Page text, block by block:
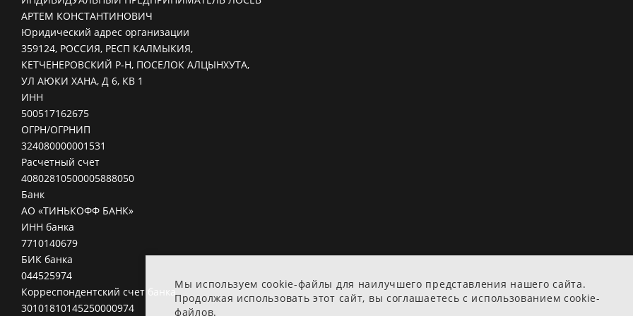
Мы используем cookie-файлы для наилучшего представления нашего сайта.
Продолжая использовать этот сайт, вы соглашаетесь с использованием cookie-
файлов.
АРТЕМ КОНСТАНТИНОВИЧ
Юридический адрес организации
359124, РОССИЯ, РЕСП КАЛМЫКИЯ,
КЕТЧЕНЕРОВСКИЙ Р-Н, ПОСЕЛОК АЛЦЫНХУТА,
УЛ АЮКИ ХАНА, Д 6, КВ 1
ИНН
500517162675
ОГРН/ОГРНИП
324080000001531
Расчетный счет
40802810500005888050
Банк
АО «ТИНЬКОФФ БАНК»
ИНН банка
7710140679
БИК банка
044525974
Корреспондентский счет банка
30101810145250000974